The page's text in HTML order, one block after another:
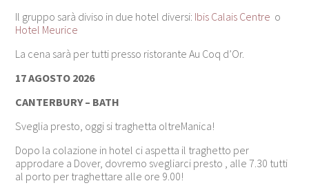
Il gruppo sarà diviso in due hotel diversi: Ibis Calais Centre o
Hotel Meurice
La cena sarà per tutti presso ristorante Au Coq d’Or.
17 AGOSTO 2026
CANTERBURY – BATH
Sveglia presto, oggi si traghetta oltreManica!
Dopo la colazione in hotel ci aspetta il traghetto per
approdare a Dover, dovremo svegliarci presto , alle 7.30 tutti
al porto per traghettare alle ore 9.00!